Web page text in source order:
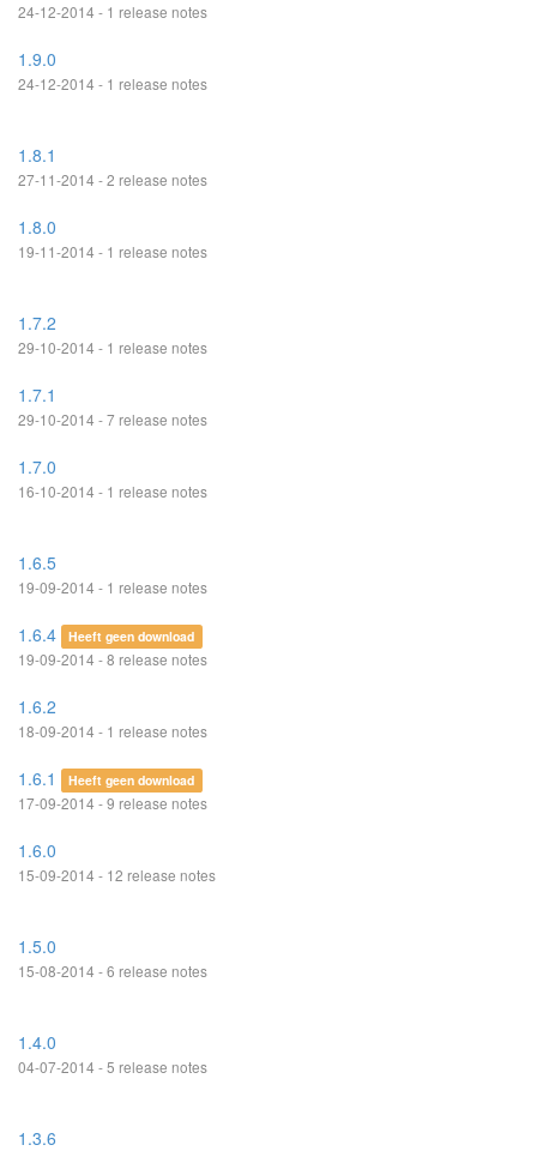
24-12-2014 - 1 release notes
1.9.0
24-12-2014 - 1 release notes
1.8.1
27-11-2014 - 2 release notes
1.8.0
19-11-2014 - 1 release notes
1.7.2
29-10-2014 - 1 release notes
1.7.1
29-10-2014 - 7 release notes
1.7.0
16-10-2014 - 1 release notes
1.6.5
19-09-2014 - 1 release notes
1.6.4 Heeft geen download
19-09-2014 - 8 release notes
1.6.2
18-09-2014 - 1 release notes
1.6.1 Heeft geen download
17-09-2014 - 9 release notes
1.6.0
15-09-2014 - 12 release notes
1.5.0
15-08-2014 - 6 release notes
1.4.0
04-07-2014 - 5 release notes
1.3.6